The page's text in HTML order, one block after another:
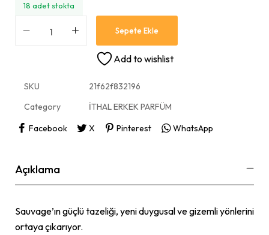
18 adet stokta
Sepete Ekle
Add to wishlist
SKU
21f62f832196
Category
İTHAL ERKEK PARFÜM
Facebook
X Pinterest WhatsApp
Açıklama
Sauvage’ın güçlü tazeliği, yeni duygusal ve gizemli yönlerini
ortaya çıkarıyor.